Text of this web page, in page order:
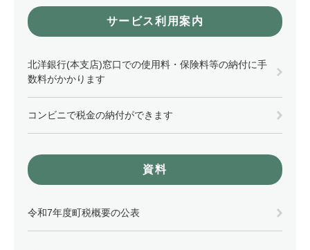
サービス利用案内
北洋銀行(本支店)窓口での使用料・保険料等の納付に手
数料がかかります
コンビニで税金の納付ができます
資料
令和7年度町税概要の公表